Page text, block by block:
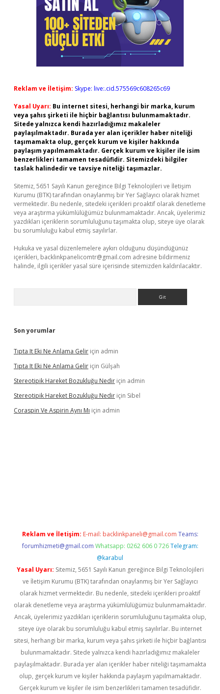
Reklam ve İletişim: Skype: live:.cid.575569c608265c69
Yasal Uyarı: Bu internet sitesi, herhangi bir marka, kurum
veya şahıs şirketi ile hiçbir bağlantısı bulunmamaktadır.
Sitede yalnızca kendi hazırladığımız makaleler
paylaşılmaktadır. Burada yer alan içerikler haber niteliği
taşımamakta olup, gerçek kurum ve kişiler hakkında
paylaşım yapılmamaktadır. Gerçek kurum ve kişiler ile isim
benzerlikleri tamamen tesadüfidir. Sitemizdeki bilgiler
taslak halindedir ve tavsiye niteliği taşımazlar.
Sitemiz, 5651 Sayılı Kanun gereğince Bilgi Teknolojileri ve İletişim
Kurumu (BTK) tarafından onaylanmış bir Yer Sağlayıcı olarak hizmet
vermektedir. Bu nedenle, sitedeki içerikleri proaktif olarak denetleme
veya araştırma yükümlülüğümüz bulunmamaktadır. Ancak, üyelerimiz
yazdıkları içeriklerin sorumluluğunu taşımakta olup, siteye üye olarak
bu sorumluluğu kabul etmiş sayılırlar.
Hukuka ve yasal düzenlemelere aykırı olduğunu düşündüğünüz
içerikleri, backlinkpanelicomtr@gmail.com adresine bildirmeniz
halinde, ilgili içerikler yasal süre içerisinde sitemizden kaldırılacaktır.
Son yorumlar
Tıpta It Eki Ne Anlama Gelir için admin
Tıpta It Eki Ne Anlama Gelir için Gülşah
Stereotipik Hareket Bozukluğu Nedir için admin
Stereotipik Hareket Bozukluğu Nedir için Sibel
Coraspin Ve Aspirin Aynı Mı için admin
Reklam ve İletişim: E-mail: backlinkpaneli@gmail.com Teams:
forumhizmeti@gmail.com Whatsapp: 0262 606 0 726 Telegram:
@karabul
Yasal Uyarı: Sitemiz, 5651 Sayılı Kanun gereğince Bilgi Teknolojileri
ve İletişim Kurumu (BTK) tarafından onaylanmış bir Yer Sağlayıcı
olarak hizmet vermektedir. Bu nedenle, sitedeki içerikleri proaktif
olarak denetleme veya araştırma yükümlülüğümüz bulunmamaktadır.
Ancak, üyelerimiz yazdıkları içeriklerin sorumluluğunu taşımakta olup,
siteye üye olarak bu sorumluluğu kabul etmiş sayılırlar. Bu internet
sitesi, herhangi bir marka, kurum veya şahıs şirketi ile hiçbir bağlantısı
bulunmamaktadır. Sitede yalnızca kendi hazırladığımız makaleler
paylaşılmaktadır. Burada yer alan içerikler haber niteliği taşımamakta
olup, gerçek kurum ve kişiler hakkında paylaşım yapılmamaktadır.
Gerçek kurum ve kişiler ile isim benzerlikleri tamamen tesadüfidir.